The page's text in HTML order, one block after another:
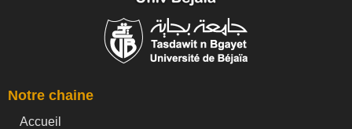
Notre chaine
Accueil